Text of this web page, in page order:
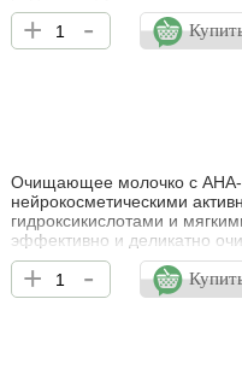
восстановительные функции
+ -
Очищающее молочко с АНА-
нейрокосметическими
гидроксикислотами и
эффективно и деликатно
стимулируя пролиферацию
макияж, излишки кожного
Выравнивает тон кожи.
+ -